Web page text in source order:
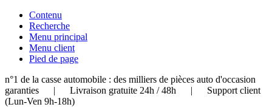
Contenu
Recherche
Menu principal
Menu client
Pied de page
n°1 de la casse automobile : des milliers de pièces auto d'occasion
garanties | Livraison gratuite 24h / 48h | Support client
(Lun-Ven 9h-18h)